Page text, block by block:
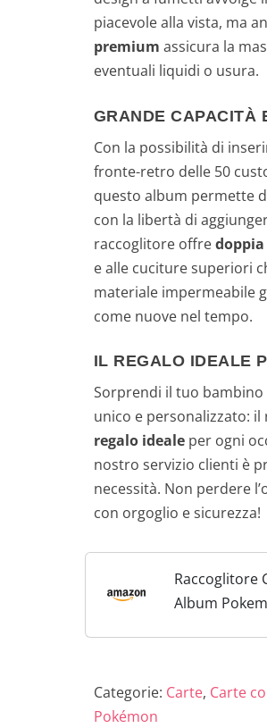
piacevole alla vista, ma
premium assicura la
eventuali liquidi o usura.
GRANDE CAPACITÀ
Con la possibilità di
fronte-retro delle 50
questo album permette
con la libertà di
raccoglitore offre
e alle cuciture superiori
materiale impermeabile
come nuove nel tempo.
IL REGALO IDEALE
Sorprendi il tuo
unico e personalizzato:
regalo idealeper ogni
nostro servizio clienti è
necessità. Non perdere
con orgoglio e sicurezza!
Raccoglitore
Album
Categorie: Carte, Carte
Pokémon